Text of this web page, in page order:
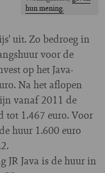
hun mening.
uit. Zo bedroeg in
voor de
op het Java-
Na het aflopen
vanaf 2011 de
tot 1.467 euro. Voor
huur 1.600 euro
JR Java is de huur in